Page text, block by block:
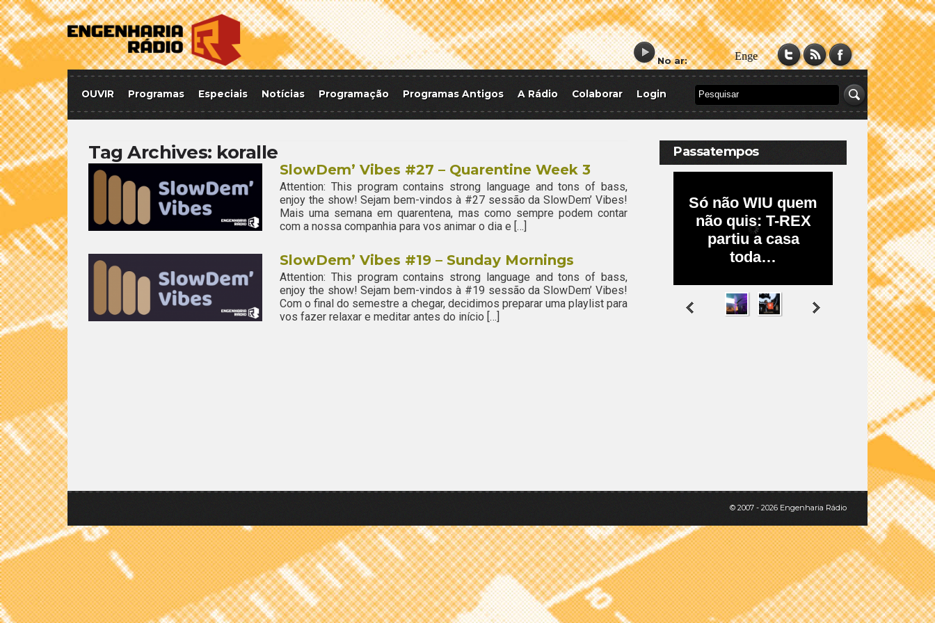
No ar:
OUVIR Programas Especiais Notícias Programação Programas Antigos A Rádio Colaborar Login
Tag Archives: koralle
SlowDem’ Vibes #27 – Quarentine Week 3
Attention: This program contains strong language and tons of bass,
enjoy the show! Sejam bem-vindos à #27 sessão da SlowDem’ Vibes!
Mais uma semana em quarentena, mas como sempre podem contar
com a nossa companhia para vos animar o dia e […]
SlowDem’ Vibes #19 – Sunday Mornings
Attention: This program contains strong language and tons of bass,
enjoy the show! Sejam bem-vindos à #19 sessão da SlowDem’ Vibes!
Com o final do semestre a chegar, decidimos preparar uma playlist para
vos fazer relaxar e meditar antes do início […]
Passatempos
© 2007 - 2026 Engenharia Rádio